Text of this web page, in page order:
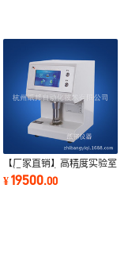
【厂家直销】高精度实验室
平滑度仪厂家 平滑度仪价
格
¥19500.00